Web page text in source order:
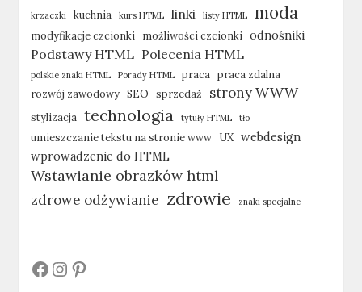
krzaczki kuchnia kurs HTML linki listy HTML moda
modyfikacje czcionki możliwości czcionki odnośniki
Podstawy HTML Polecenia HTML
polskie znaki HTML Porady HTML praca
praca zdalna
rozwój zawodowy SEO sprzedaż strony WWW
stylizacja technologia tytuły HTML tło
umieszczanie tekstu na stronie www UX webdesign
wprowadzenie do HTML
Wstawianie obrazków html
zdrowe odżywianie zdrowie znaki specjalne
# # #